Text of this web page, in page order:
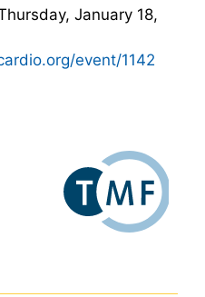
January 18,
event/1142